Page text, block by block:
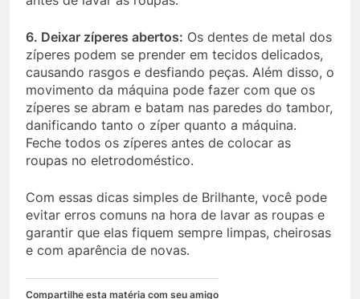
6. Deixar zíperes abertos: Os dentes de metal dos
zíperes podem se prender em tecidos delicados,
causando rasgos e desfiando peças. Além disso, o
movimento da máquina pode fazer com que os
zíperes se abram e batam nas paredes do tambor,
danificando tanto o zíper quanto a máquina.
Feche todos os zíperes antes de colocar as
roupas no eletrodoméstico.
Com essas dicas simples de Brilhante, você pode
evitar erros comuns na hora de lavar as roupas e
garantir que elas fiquem sempre limpas, cheirosas
e com aparência de novas.
Compartilhe esta matéria com seu amigo